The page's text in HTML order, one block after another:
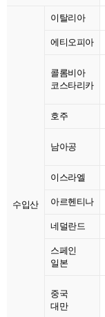
수입산
이탈리아
에티오피아
콜롬비아
코스타리카
호주
남아공
이스라엘
아르헨티나
네덜란드
스페인
일본
중국
대만